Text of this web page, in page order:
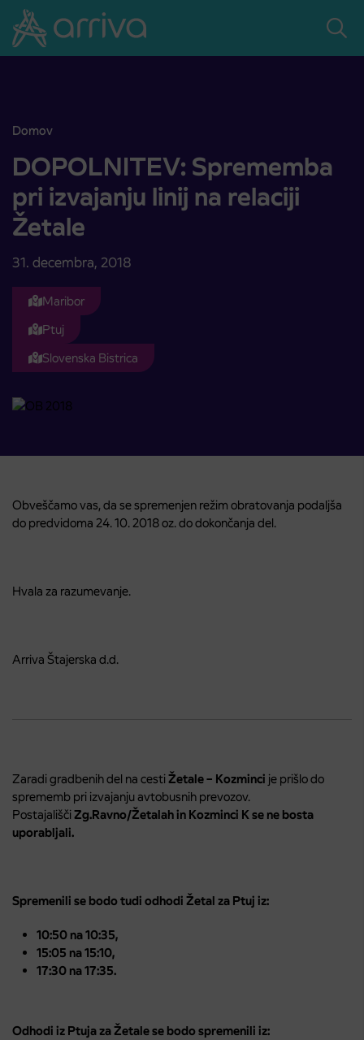
Skoči na vsebino
Domov
DOPOLNITEV: Sprememba pri izvajanju linij na relaciji Žetale
DOPOLNITEV: Sprememba
pri izvajanju linij na relaciji
Žetale
31. decembra, 2018
Maribor
Ptuj
Slovenska Bistrica
Obveščamo vas, da se spremenjen režim obratovanja podaljša
do predvidoma 24. 10. 2018 oz. do dokončanja del.
Hvala za razumevanje.
Arriva Štajerska d.d.
Zaradi gradbenih del na cestiŽetale – Kozminci je prišlo do
sprememb pri izvajanju avtobusnih prevozov.
PostajališčiZg.Ravno/Žetalah in Kozminci K se ne bosta
uporabljali.
Spremenili se bodo tudi odhodi Žetal za Ptuj iz:
10:50 na 10:35,
15:05 na 15:10,
17:30 na 17:35.
Odhodi iz Ptuja za Žetale se bodo spremenili iz: